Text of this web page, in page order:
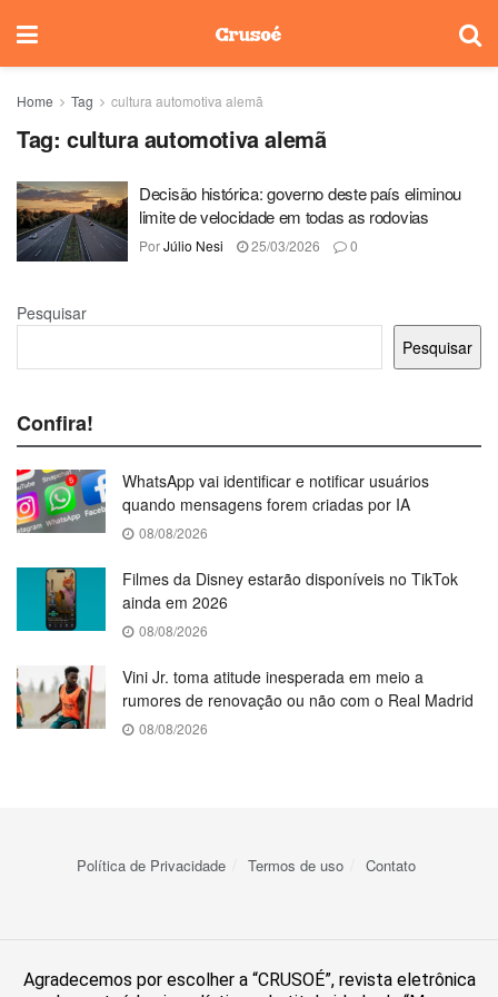
Home Tag cultura automotiva alemã
Tag: cultura automotiva alemã
Decisão histórica: governo deste país eliminou
limite de velocidade em todas as rodovias
PorJúlio Nesi 25/03/2026 0
Pesquisar
Pesquisar
Confira!
WhatsApp vai identificar e notificar usuários
quando mensagens forem criadas por IA
08/08/2026
Filmes da Disney estarão disponíveis no TikTok
ainda em 2026
08/08/2026
Vini Jr. toma atitude inesperada em meio a
rumores de renovação ou não com o Real Madrid
08/08/2026
Política de Privacidade Termos de uso Contato
Agradecemos por escolher a “CRUSOÉ”, revista eletrônica